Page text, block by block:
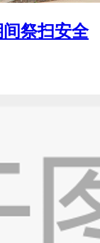
间祭扫安全